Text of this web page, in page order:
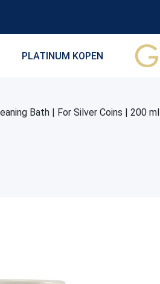
PLATINUM KOPEN
Bath | For Silver Coins | 200 ml